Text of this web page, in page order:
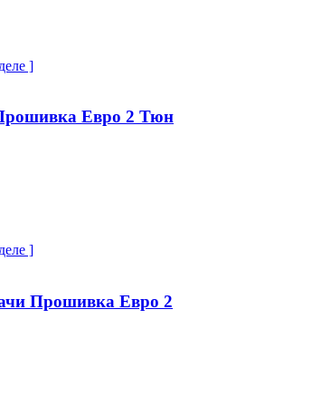
]
Евро 2 Тюн
]
Прошивка Евро 2